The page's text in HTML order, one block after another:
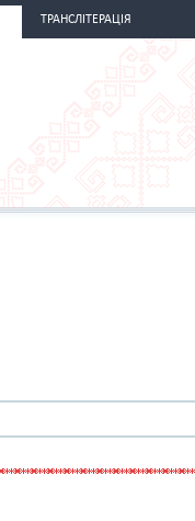
ТРАНСЛІТЕРАЦІЯ